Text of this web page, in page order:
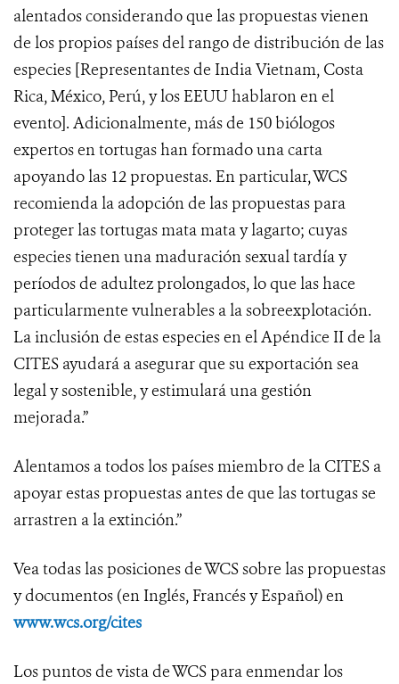
alentados considerando que las propuestas vienen
de los propios países del rango de distribución de las
especies [Representantes de India Vietnam, Costa
Rica, México, Perú, y los EEUU hablaron en el
evento]. Adicionalmente, más de 150 biólogos
expertos en tortugas han formado una carta
apoyando las 12 propuestas. En particular, WCS
recomienda la adopción de las propuestas para
proteger las tortugas mata mata y lagarto; cuyas
especies tienen una maduración sexual tardía y
períodos de adultez prolongados, lo que las hace
particularmente vulnerables a la sobreexplotación.
La inclusión de estas especies en el Apéndice II de la
CITES ayudará a asegurar que su exportación sea
legal y sostenible, y estimulará una gestión
mejorada.”
Alentamos a todos los países miembro de la CITES a
apoyar estas propuestas antes de que las tortugas se
arrastren a la extinción.”
Vea todas las posiciones de WCS sobre las propuestas
y documentos (en Inglés, Francés y Español) en
www.wcs.org/cites
Los puntos de vista de WCS para enmendar los